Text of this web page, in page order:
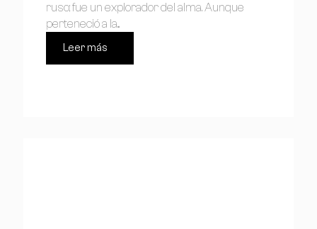
ruso; fue un explorador del alma. Aunque
perteneció a la...
Leer más